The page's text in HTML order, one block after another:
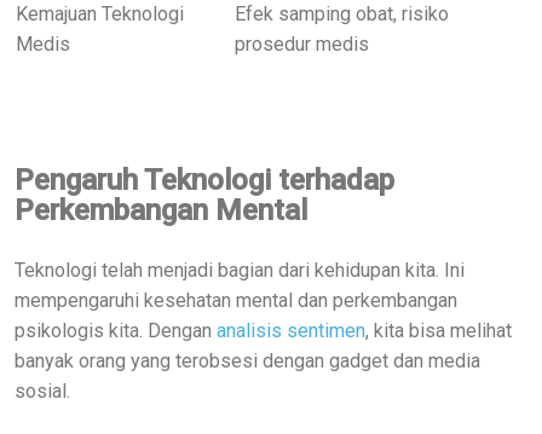
Kemajuan Teknologi
Medis
Efek samping obat, risiko
prosedur medis
Pengaruh Teknologi terhadap
Perkembangan Mental
Teknologi telah menjadi bagian dari kehidupan kita. Ini
mempengaruhi kesehatan mental dan perkembangan
psikologis kita. Dengan analisis sentimen, kita bisa melihat
banyak orang yang terobsesi dengan gadget dan media
sosial.